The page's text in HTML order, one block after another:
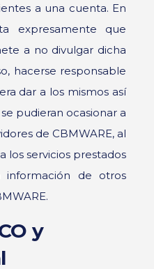
a una cuenta. En
expresamente que
a no divulgar dicha
hacerse responsable
dar a los mismos así
pudieran ocasionar a
de CBMWARE, al
los servicios prestados
de otros
y